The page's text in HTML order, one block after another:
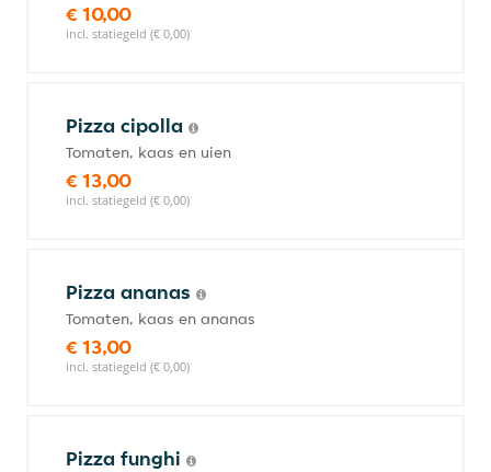
€ 10,00
incl. statiegeld (€ 0,00)
Pizza cipolla
Tomaten, kaas en uien
€ 13,00
incl. statiegeld (€ 0,00)
Pizza ananas
Tomaten, kaas en ananas
€ 13,00
incl. statiegeld (€ 0,00)
Pizza funghi